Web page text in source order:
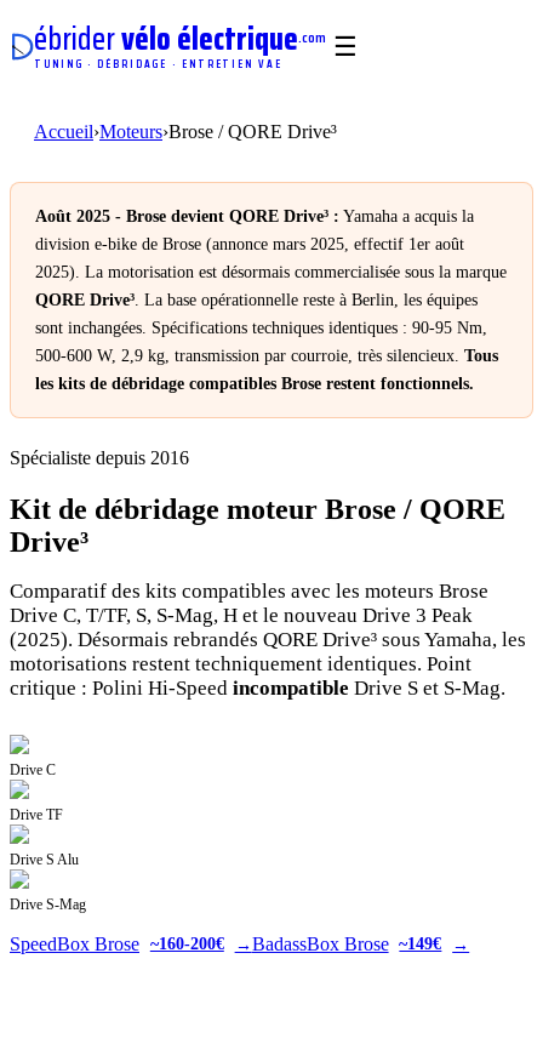
ébridervélo électrique.com
TUNING · DÉBRIDAGE · ENTRETIEN VAE
☰
Accueil›Moteurs›Brose / QORE Drive³
Août 2025 - Brose devient QORE Drive³ : Yamaha a acquis la
division e-bike de Brose (annonce mars 2025, effectif 1er août
2025). La motorisation est désormais commercialisée sous la marque
QORE Drive³ . La base opérationnelle reste à Berlin, les équipes
sont inchangées. Spécifications techniques identiques : 90-95 Nm,
500-600 W, 2,9 kg, transmission par courroie, très silencieux. Tous
les kits de débridage compatibles Brose restent fonctionnels.
Spécialiste depuis 2016
Kit de débridage moteur Brose / QORE
Drive³
Comparatif des kits compatibles avec les moteurs Brose
Drive C, T/TF, S, S-Mag, H et le nouveau Drive 3 Peak
(2025). Désormais rebrandés QORE Drive³ sous Yamaha, les
motorisations restent techniquement identiques. Point
critique : Polini Hi-Speed incompatible Drive S et S-Mag.
Drive C
Drive TF
Drive S Alu
Drive S-Mag
SpeedBox Brose ~160-200€ →BadassBox Brose ~149€ →